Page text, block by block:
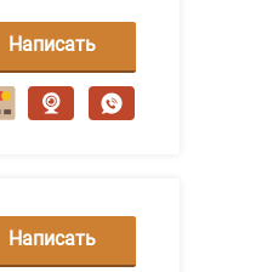
Написать
сообщение
Написать